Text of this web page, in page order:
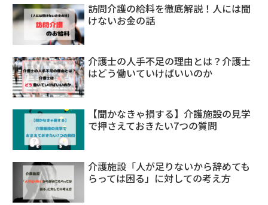
訪問介護の給料を徹底解説！人には聞
けないお金の話
介護士の人手不足の理由とは？介護士
はどう働いていけばいいのか
【聞かなきゃ損する】介護施設の見学
で押さえておきたい7つの質問
介護施設「人が足りないから辞めても
らっては困る」に対しての考え方